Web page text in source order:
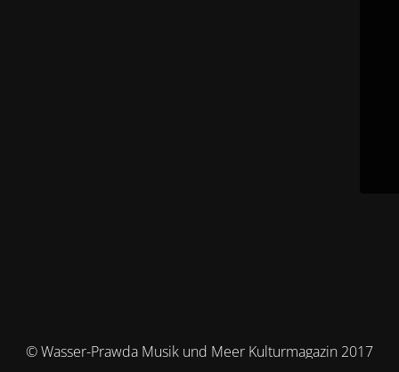
© Wasser-Prawda Musik und Meer Kulturmagazin 2017